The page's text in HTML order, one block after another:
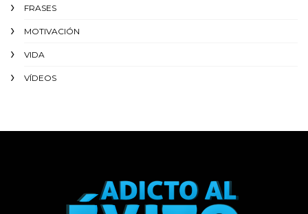
FRASES
MOTIVACIÓN
VIDA
VÍDEOS